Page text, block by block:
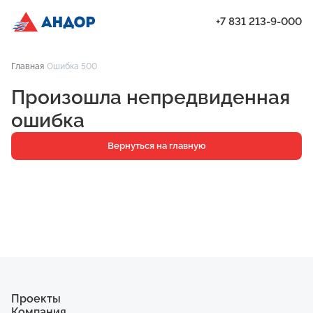
Проекты
Квартиры
Паркинг
Кладовые
+7 831 213-9-000
Главная Ошибка 500
Произошла непредвиденная
ошибка
Вернуться на главную
Проекты